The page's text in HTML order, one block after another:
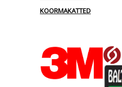
KOORMAKATTED